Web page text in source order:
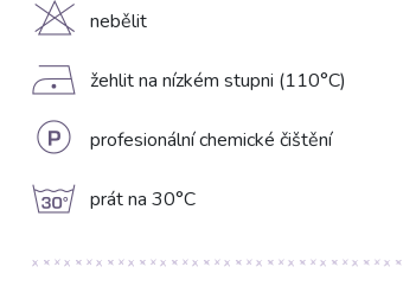
H nebělit
D žehlit na nízkém stupni (110°C)
L profesionální chemické čištění
g prát na 30°C